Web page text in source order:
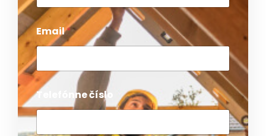
Email*
Telefónne číslo